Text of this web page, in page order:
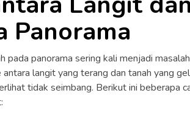
Panorama
pada panorama sering kali menjadi
langit yang terang dan tanah yang
tidak seimbang. Berikut ini beberapa